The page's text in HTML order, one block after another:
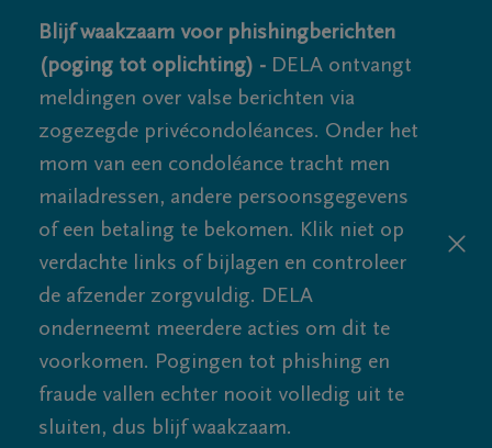
Blijf waakzaam voor phishingberichten
(poging tot oplichting) - DELA ontvangt
meldingen over valse berichten via
zogezegde privécondoléances. Onder het
mom van een condoléance tracht men
mailadressen, andere persoonsgegevens
of een betaling te bekomen. Klik niet op
verdachte links of bijlagen en controleer
de afzender zorgvuldig. DELA
onderneemt meerdere acties om dit te
voorkomen. Pogingen tot phishing en
fraude vallen echter nooit volledig uit te
sluiten, dus blijf waakzaam.